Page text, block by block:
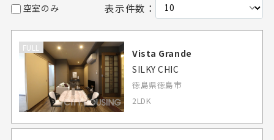
空室のみ 表示件数：
FULL
Vista Grande
SILKY CHIC
徳島県徳島市
2LDK